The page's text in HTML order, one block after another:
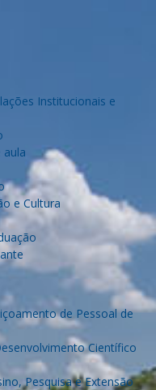
Institucionais e
aula
e Cultura
de Pessoal de
Científico
Pesquisa e Extensão